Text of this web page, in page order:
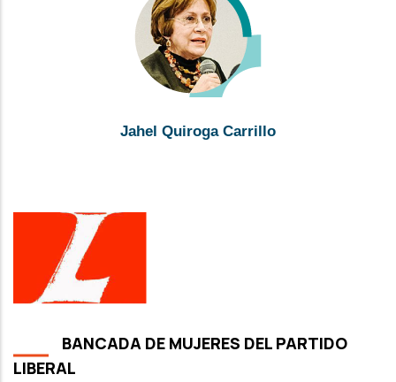
Jahel Quiroga Carrillo
BANCADA DE MUJERES DEL PARTIDO
LIBERAL